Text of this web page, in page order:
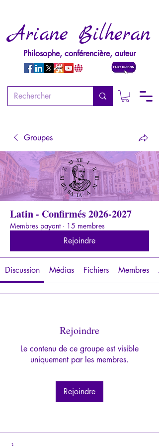
Ariane Bilheran
Philosophe, conférencière, auteur
Groupes
Latin - Confirmés 2026-2027
Membres payant · 15 membres
Rejoindre
Discussion Médias Fichiers Membres
Rejoindre
Le contenu de ce groupe est visible
uniquement par les membres.
Rejoindre